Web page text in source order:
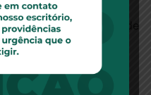
dez anos. Para o
tratar de período de
de idoso do ex-
no plano de